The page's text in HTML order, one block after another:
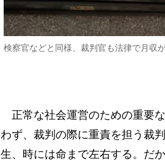
検察官などと同様、裁判官も法律で月収
正常な社会運営のための重要
わず、裁判の際に重責を担う裁
生、時には命まで左右する。だ